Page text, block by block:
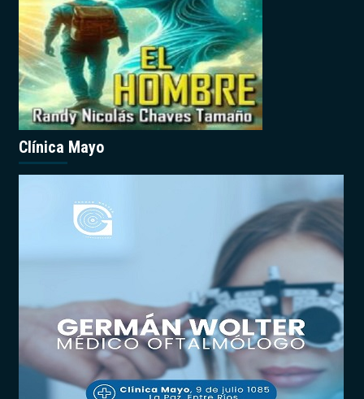
Clínica Mayo